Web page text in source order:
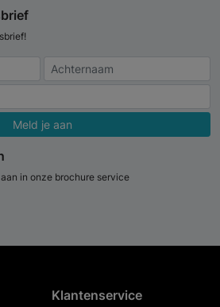
Meld je aan
in onze brochure service
Klantenservice